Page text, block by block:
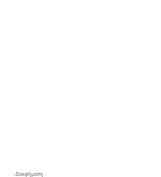
- Διαφήμιση -